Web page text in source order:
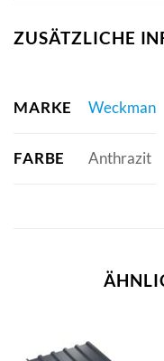
ZUSÄTZLICHE
MARKE Weckman
FARBE Anthrazit